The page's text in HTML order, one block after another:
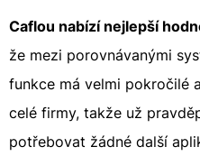
Caflou nabízí nejlepší
že mezi porovnávanými
funkce má velmi pokročilé
celé firmy, takže už
potřebovat žádné další